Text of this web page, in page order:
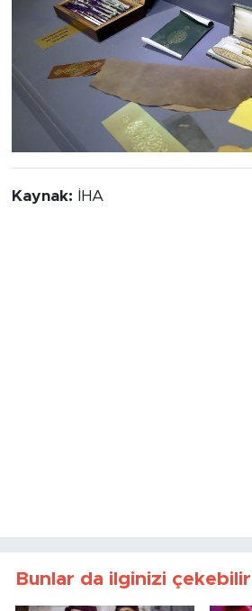
Bunlar da ilginizi çekebilir